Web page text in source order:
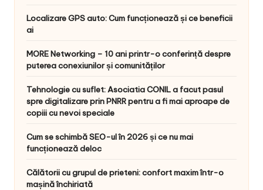
Localizare GPS auto: Cum funcționează și ce beneficii
ai
MORE Networking – 10 ani printr-o conferință despre
puterea conexiunilor și comunităților
Tehnologie cu suflet: Asociatia CONIL a facut pasul
spre digitalizare prin PNRR pentru a fi mai aproape de
copiii cu nevoi speciale
Cum se schimbă SEO-ul în 2026 și ce nu mai
funcționează deloc
Călătorii cu grupul de prieteni: confort maxim într-o
mașină închiriată